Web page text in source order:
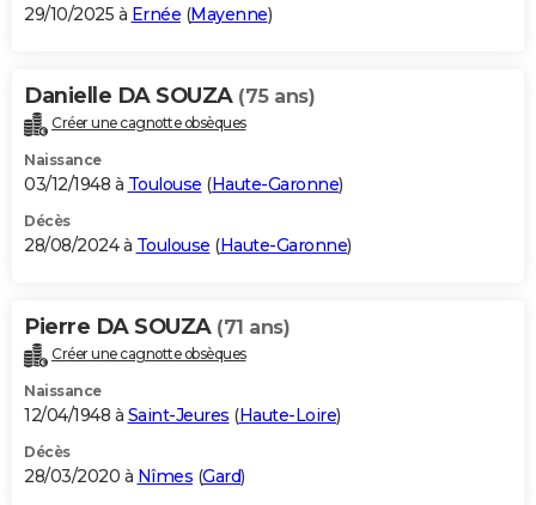
BONS PLANS
Carte de Noël
Carte Bonne année
Carte Saint-Valentin
Carte Pâques
Carte d'anniversaire
DICTIONNAIRE
Dictionnaire
Biographies
Citations
Expressions
Proverbes
PROGRAMME TV
S'inscrire
Se connecter
Lycées
Collèges
Primaires
Universités
Entreprises
Service militaire
Avis de recherche
AVIS DE DÉCÈS
Bricolage
Lifestyle
Culture
Sport
Auto
Television
Voyage
Cinema
29/10/2025 à Ernée (Mayenne)
Danielle DA SOUZA (75 ans)
Créer une cagnotte obsèques
Naissance
03/12/1948 à Toulouse (Haute-Garonne)
Décès
28/08/2024 à Toulouse (Haute-Garonne)
Pierre DA SOUZA (71 ans)
Créer une cagnotte obsèques
Naissance
12/04/1948 à Saint-Jeures (Haute-Loire)
Décès
28/03/2020 à Nîmes (Gard)